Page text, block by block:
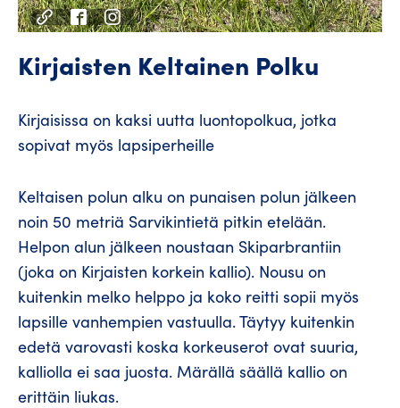
Kirjaisten Keltainen Polku
Kirjaisissa on kaksi uutta luontopolkua, jotka
sopivat myös lapsiperheille
Keltaisen polun alku on punaisen polun jälkeen
noin 50 metriä Sarvikintietä pitkin etelään.
Helpon alun jälkeen noustaan Skiparbrantiin
(joka on Kirjaisten korkein kallio). Nousu on
kuitenkin melko helppo ja koko reitti sopii myös
lapsille vanhempien vastuulla. Täytyy kuitenkin
edetä varovasti koska korkeuserot ovat suuria,
kalliolla ei saa juosta. Märällä säällä kallio on
erittäin liukas.